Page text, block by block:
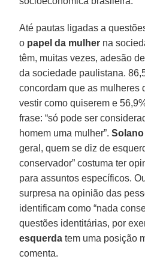
Até pautas ligadas a
o papel da mulher na
têm, muitas vezes, adesão
da sociedade paulistana.
concordam que as mulheres
vestir como quiserem e
frase: “só pode ser
homem uma mulher”.Solano
geral, quem se diz de
conservador” costuma ter
para assuntos específicos.
surpresa na opinião das
identificam como “nada
questões identitárias, por
esquerda tem uma posição
comenta.